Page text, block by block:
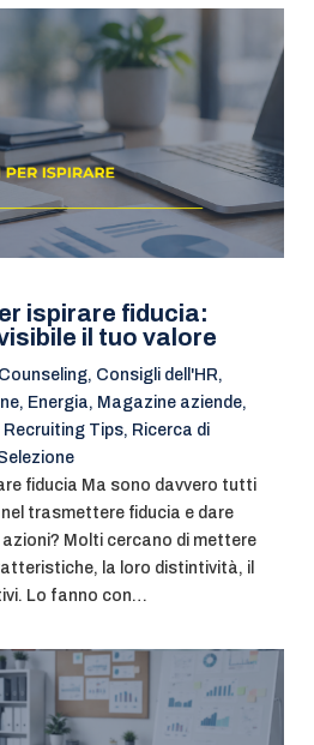
ispirare fiducia:
il tuo valore
, Consigli dell'HR,
, Energia, Magazine aziende,
Recruiting Tips, Ricerca di
fiducia Ma sono davvero tutti
trasmettere fiducia e dare
Molti cercano di mettere
la loro distintività, il
Lo fanno con…